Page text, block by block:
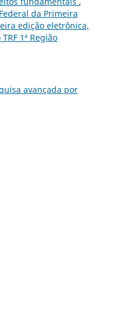
da Primeira
edição eletrônica,
1ª Região
avançada por